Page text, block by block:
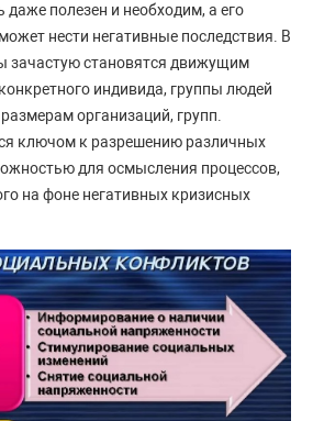
полезен и необходим, а его
нести негативные последствия. В
зачастую становятся движущим
индивида, группы людей
организаций, групп.
ключом к разрешению различных
для осмысления процессов,
на фоне негативных кризисных